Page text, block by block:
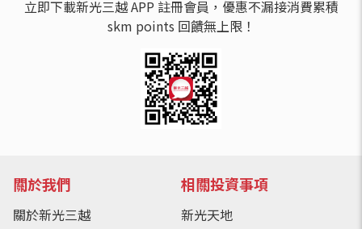
立即下載新光三越 APP 註冊會員，優惠不漏接消費累積
skm points 回饋無上限！
關於我們
關於新光三越
相關投資事項
新光天地